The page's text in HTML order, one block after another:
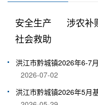
安全生产 涉农补
社会救助
洪江市黔城镇2026年6-7
2026-07-02
洪江市黔城镇2026年5月